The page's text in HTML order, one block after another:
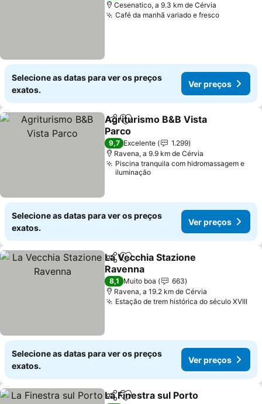
Cesenatico, a 9.3 km de Cérvia
Café da manhã variado e frescoVer
Selecione as datas para ver os preços
exatos.
Ver preços
PartilharAdicionar aos favoritos
Agriturismo B&B Vista
Parco
Ver preços
9,7 Excelente
1.299
Ravena, a 9.9 km de Cérvia
Piscina tranquila com hidromassagem e
iluminação
Selecione as datas para ver os preços
exatos.
Ver preços
PartilharAdicionar aos favoritos
La Vecchia Stazione
Ravenna
Ver preços
8,1 Muito boa
663
Ravena, a 19.2 km de Cérvia
Estação de trem histórica do século XVIII
Selecione as datas para ver os preços
exatos.
Ver preços
PartilharAdicionar aos favoritos
La Finestra sul Porto